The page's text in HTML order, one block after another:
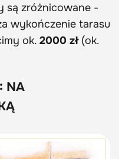
są zróżnicowane -
wykończenie tarasu
ok. 2000 zł(ok.
NA